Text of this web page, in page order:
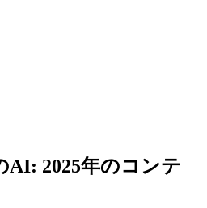
AI: 2025年のコンテ